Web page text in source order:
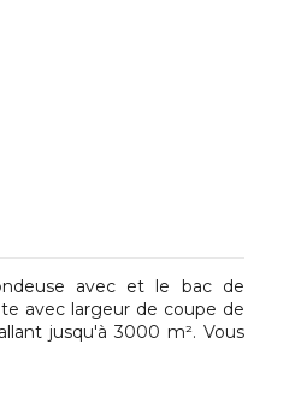
avec et le bac de
avec largeur de coupe de
jusqu'à 3000 m². Vous